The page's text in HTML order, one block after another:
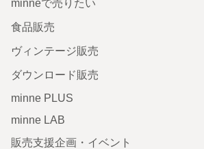
minneで売りたい
食品販売
ヴィンテージ販売
ダウンロード販売
minne PLUS
minne LAB
販売支援企画・イベント